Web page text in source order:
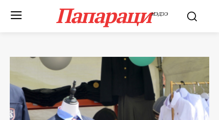
ПапарациМЭДЭЭ